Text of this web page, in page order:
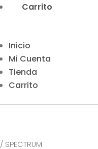
Carrito
Inicio
Mi Cuenta
Tienda
Carrito
/ SPECTRUM